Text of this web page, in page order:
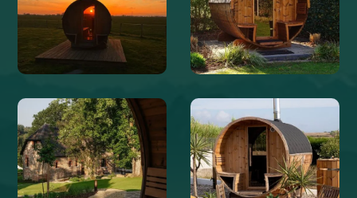
@BOERDERIJDEGROTELIEFDE @KASTEELHOEVEDEERP